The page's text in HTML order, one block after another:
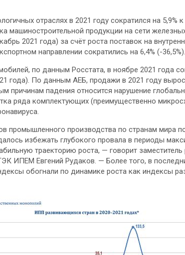
отраслях в 2021 году сократился на 5,9%
машиностроительной продукции на сети
2021 года) за счёт роста поставок на
направлении сократились на 6,4% (-36,5%).
по данным Росстата, в ноябре 2021 года
года). По данным АЕБ, продажи в 2021 году
причинам падения относится нарушение
ряда комплектующих (преимущественно
промышленного производства по странам мира
избежать глубокого провала в периоды
траекторию роста, — говорит заместитель
ИПЕМ Евгений Рудаков. — Более того, в
обогнали по динамике роста как индексы